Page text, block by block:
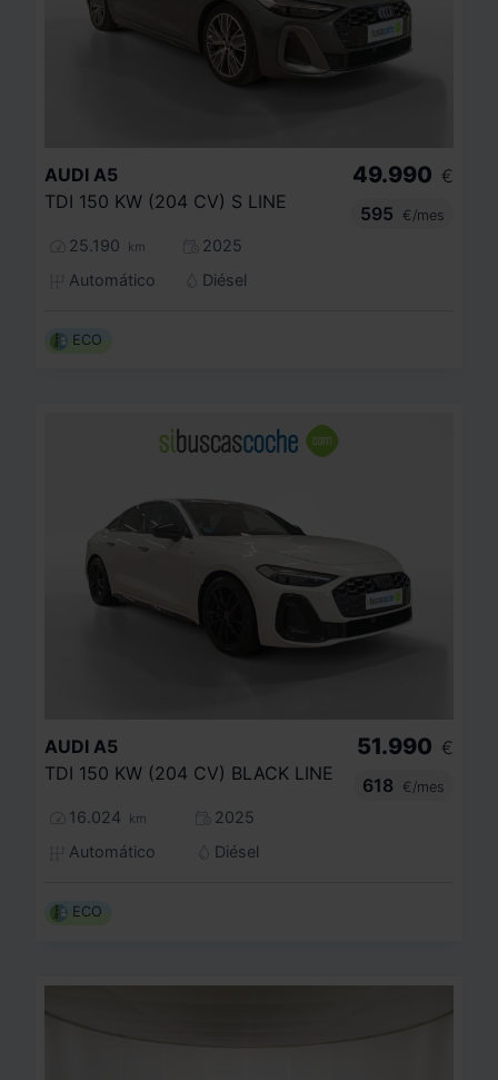
AUDI A5
TDI 150 KW (204 CV) S LINE
25.190 km
2025
Automático
Diésel
49.990 €
595
€/mes
ECO
AUDI A5
TDI 150 KW (204 CV) BLACK LINE
16.024 km
2025
Automático
Diésel
51.990 €
618
€/mes
ECO